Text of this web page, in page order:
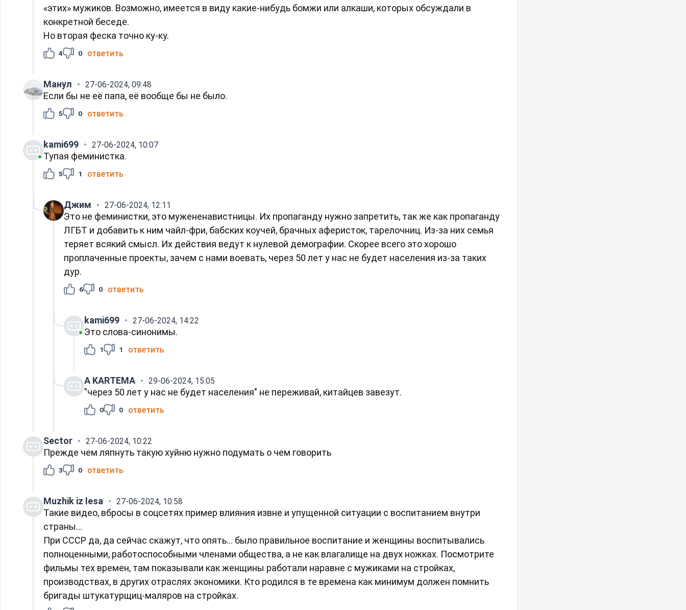
«этих» мужиков. Возможно, имеется в виду какие-нибудь бомжи или алкаши, которых обсуждали в
конкретной беседе.
Но вторая феска точно ку-ку.
4 0 ответить
Манул 27-06-2024, 09:48
Если бы не её папа, её вообще бы не было.
5 0 ответить
kami699 27-06-2024, 10:07
Тупая феминистка.
5 1 ответить
Джим 27-06-2024, 12:11
Это не феминистки, это мужененавистницы. Их пропаганду нужно запретить, так же как пропаганду
ЛГБТ и добавить к ним чайл-фри, бабских коучей, брачных аферисток, тарелочниц. Из-за них семья
теряет всякий смысл. Их действия ведут к нулевой демографии. Скорее всего это хорошо
проплаченные проекты, зачем с нами воевать, через 50 лет у нас не будет населения из-за таких
дур.
6 0 ответить
kami699 27-06-2024, 14:22
Это слова-синонимы.
1 1 ответить
A KARTEMA 29-06-2024, 15:05
"через 50 лет у нас не будет населения" не переживай, китайцев завезут.
0 0 ответить
Sector 27-06-2024, 10:22
Прежде чем ляпнуть такую хуйню нужно подумать о чем говорить
3 0 ответить
Muzhik iz lesа 27-06-2024, 10:58
Такие видео, вбросы в соцсетях пример влияния извне и упущенной ситуации с воспитанием внутри
страны...
При СССР да, да сейчас скажут, что опять... было правильное воспитание и женщины воспитывались
полноценными, работоспособными членами общества, а не как влагалище на двух ножках. Посмотрите
фильмы тех времен, там показывали как женщины работали наравне с мужиками на стройках,
производствах, в других отраслях экономики. Кто родился в те времена как минимум должен помнить
бригады штукатурщиц-маляров на стройках.